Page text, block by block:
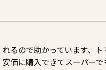
るので助かっています、ト
価に購入できてスーパー